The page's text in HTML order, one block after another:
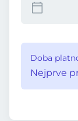
Doba
Nejprve